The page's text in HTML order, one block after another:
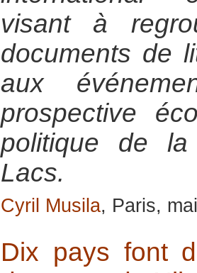
visant à
documents de
aux
prospective
politique de
Lacs.
Cyril Musila, Paris,
Dix pays font